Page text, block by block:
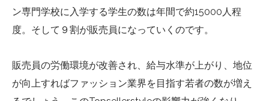
ン専門学校に入学する学生の数は年間で約15000人程
度。そして９割が販売員になっていくのです。
販売員の労働環境が改善され、給与水準が上がり、地位
が向上すればファッション業界を目指す若者の数が増え